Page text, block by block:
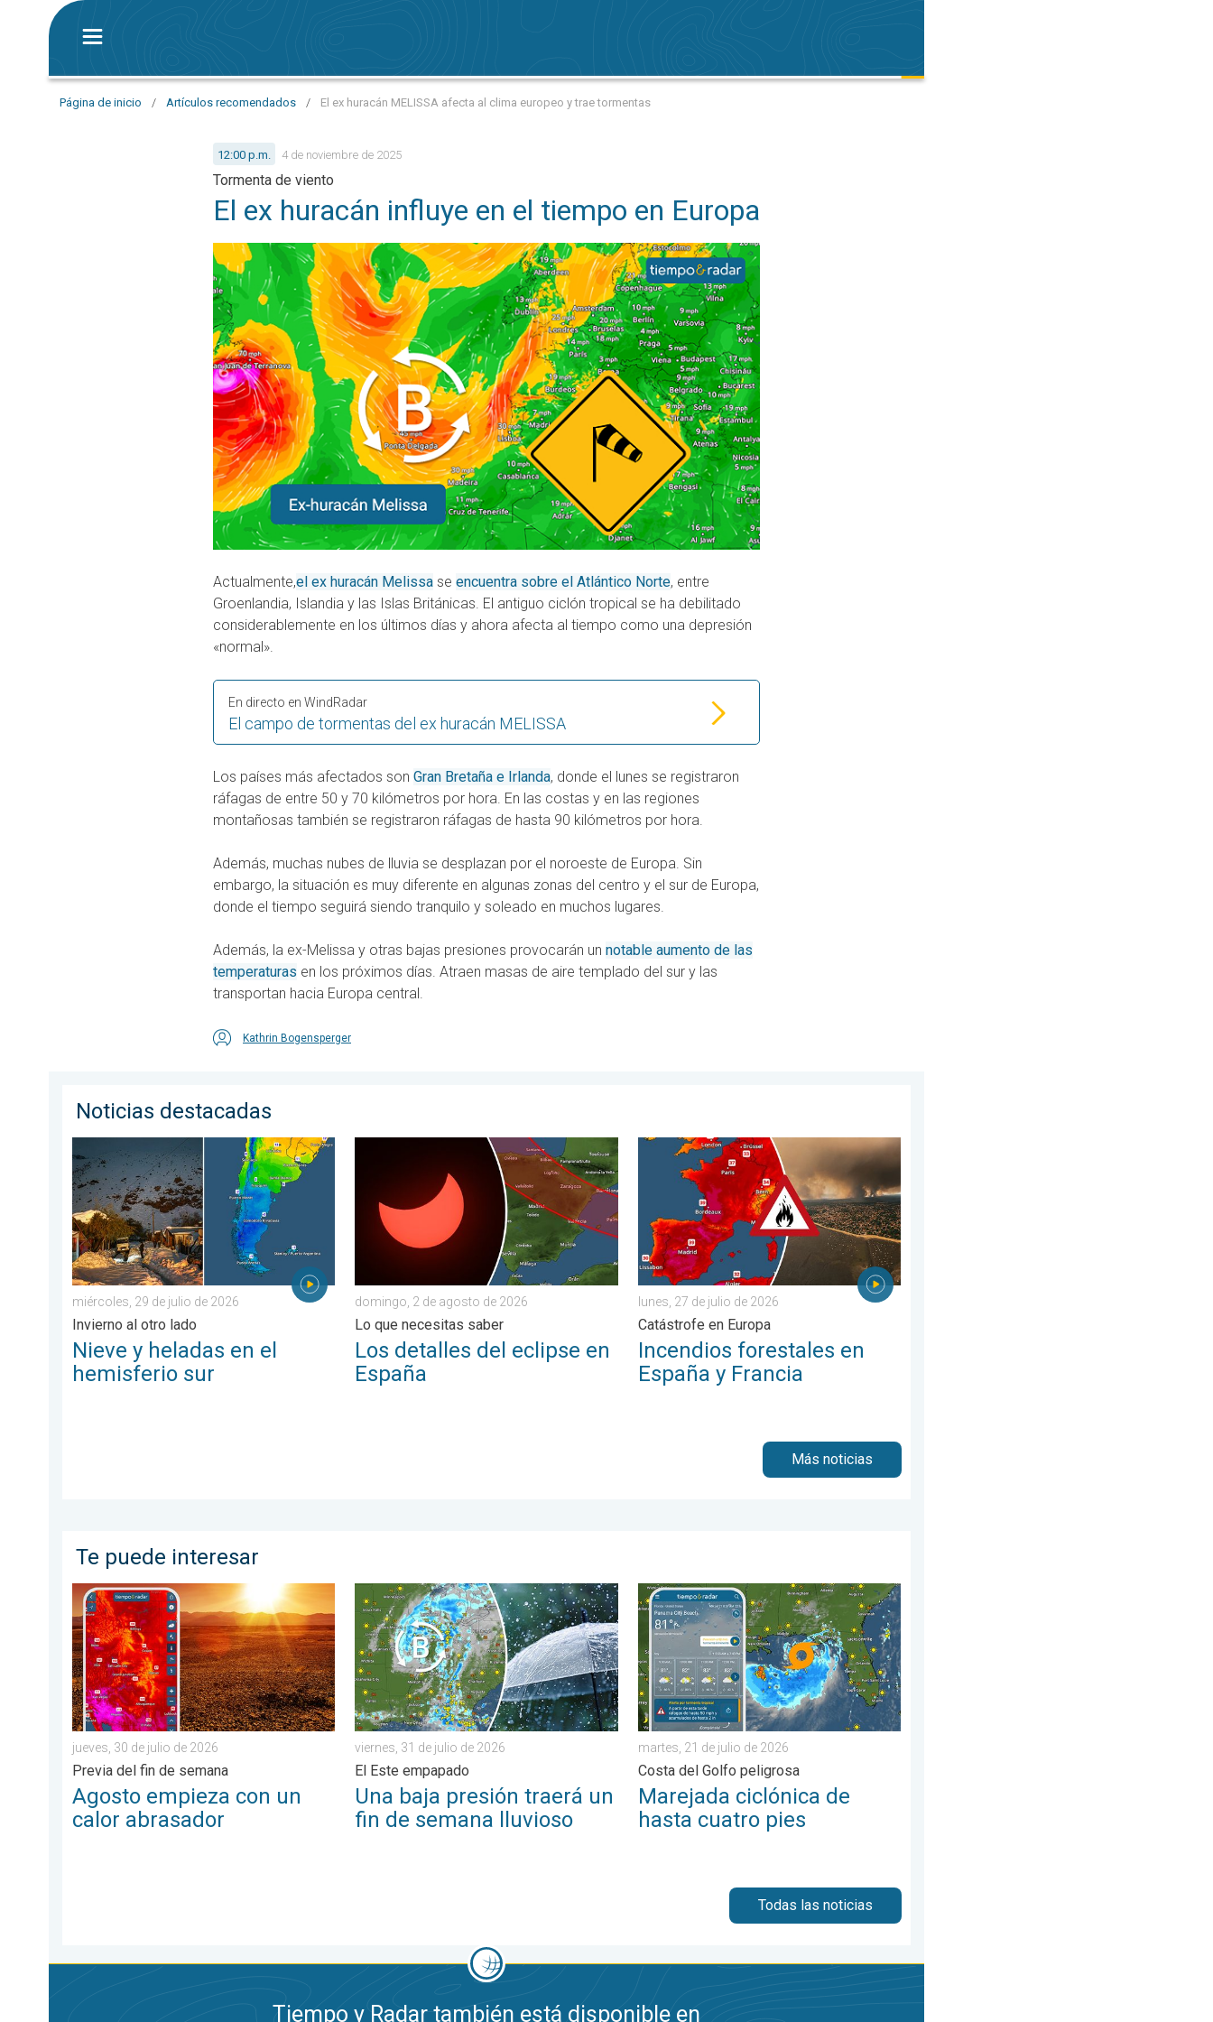
Página de inicio / Artículos recomendados / El ex huracán MELISSA afecta al clima europeo y trae tormentas
12:00 p.m. 4 de noviembre de 2025
Tormenta de viento
El ex huracán influye en el tiempo en Europa
Actualmente,el ex huracán Melissa se encuentra sobre el Atlántico Norte, entre
Groenlandia, Islandia y las Islas Británicas. El antiguo ciclón tropical se ha debilitado
considerablemente en los últimos días y ahora afecta al tiempo como una depresión
«normal».
El campo de tormentas del ex huracán MELISSA
En directo en WindRadar
Los países más afectados son Gran Bretaña e Irlanda, donde el lunes se registraron
ráfagas de entre 50 y 70 kilómetros por hora. En las costas y en las regiones
montañosas también se registraron ráfagas de hasta 90 kilómetros por hora.
Además, muchas nubes de lluvia se desplazan por el noroeste de Europa. Sin
embargo, la situación es muy diferente en algunas zonas del centro y el sur de Europa,
donde el tiempo seguirá siendo tranquilo y soleado en muchos lugares.
Además, la ex-Melissa y otras bajas presiones provocarán un notable aumento de las
temperaturas en los próximos días. Atraen masas de aire templado del sur y las
transportan hacia Europa central.
Kathrin Bogensperger
Noticias destacadas
Nieve y heladas en el hemisferio sur. Invierno al otro lado. . . miércoles, 29 de julio de 2026
miércoles, 29 de julio de 2026
Invierno al otro lado
Nieve y heladas en el
hemisferio sur
Los detalles del eclipse en España. Lo que necesitas saber. . . domingo, 2 de agosto de 2026
domingo, 2 de agosto de 2026
Lo que necesitas saber
Los detalles del eclipse en
España
Incendios forestales en España y Francia. Catástrofe en Europa. . . lunes, 27 de julio de
lunes, 27 de julio de 2026
Catástrofe en Europa
Incendios forestales en
España y Francia
Más noticias
Te puede interesar
Agosto empieza con un calor abrasador. Previa del fin de semana. . . jueves, 30 de julio de 2026
jueves, 30 de julio de 2026
Previa del fin de semana
Agosto empieza con un
calor abrasador
Una baja presión traerá un fin de semana lluvioso. El Este empapado. . . viernes, 31 de julio de 2026
viernes, 31 de julio de 2026
El Este empapado
Una baja presión traerá un
fin de semana lluvioso
Marejada ciclónica de hasta cuatro pies. Costa del Golfo peligrosa. . . martes, 21 de julio
martes, 21 de julio de 2026
Costa del Golfo peligrosa
Marejada ciclónica de
hasta cuatro pies
Todas las noticias
Tiempo y Radar también está disponible en